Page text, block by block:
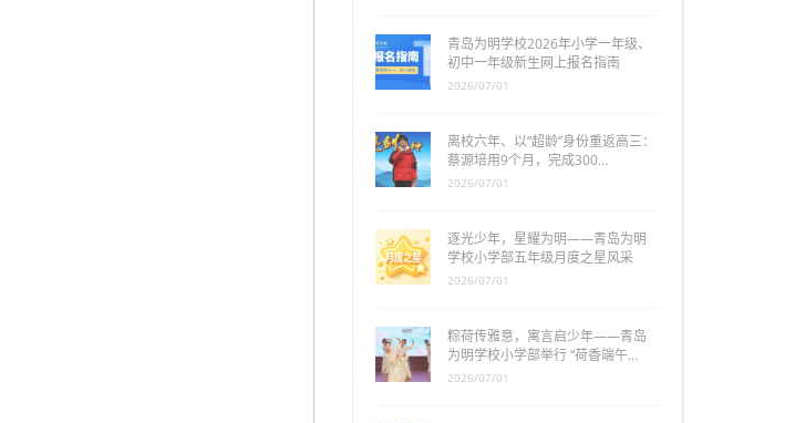
青岛为明学校2026年小学一年级、
初中一年级新生网上报名指南
2026/07/01
离校六年、以“超龄”身份重返高三：
蔡源培用9个月，完成300…
2026/07/01
逐光少年，星耀为明——青岛为明
学校小学部五年级月度之星风采
2026/07/01
粽荷传雅意，寓言启少年——青岛
为明学校小学部举行 “荷香端午…
2026/07/01